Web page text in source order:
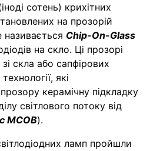
сотень) крихітних
на прозорій
називається Chip-On-Glass
на скло. Ці прозорі
скла або сапфірових
які
керамічну підкладку
світлового потоку від
MCOB).
ламп пройшли